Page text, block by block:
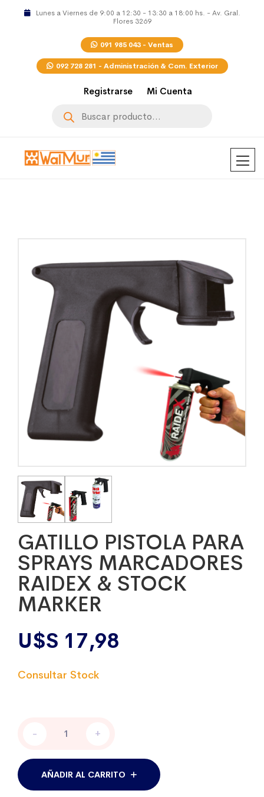
Lunes a Viernes de 9:00 a 12:30 - 13:30 a 18:00 hs. - Av. Gral.
Flores 3269
091 985 043 - Ventas
092 728 281 - Administración & Com. Exterior
Registrarse Mi Cuenta
GATILLO PISTOLA PARA
SPRAYS MARCADORES
RAIDEX & STOCK
MARKER
U$S 17,98
PISTOLA
SPRAYS
MARCADORES
RAIDEX
- +
AÑADIR AL CARRITO